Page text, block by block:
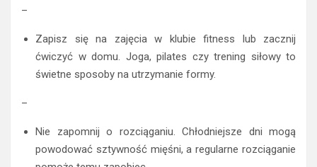
–
Zapisz się na zajęcia w klubie fitness lub zacznij
ćwiczyć w domu. Joga, pilates czy trening siłowy to
świetne sposoby na utrzymanie formy.
–
Nie zapomnij o rozciąganiu. Chłodniejsze dni mogą
powodować sztywność mięśni, a regularne rozciąganie